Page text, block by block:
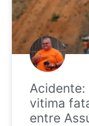
vitima
entre